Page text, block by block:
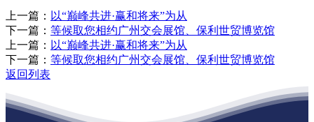
上一篇： 以“巅峰共进·赢和将来”为从
下一篇： 等候取您相约广州交会展馆、保利世贸博览馆
上一篇： 以“巅峰共进·赢和将来”为从
下一篇： 等候取您相约广州交会展馆、保利世贸博览馆
返回列表